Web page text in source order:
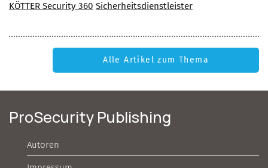
KÖTTER Security 360 Sicherheitsdienstleister
Alle Artikel zum Thema
ProSecurity Publishing
Autoren